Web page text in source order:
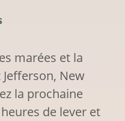
marées et la
New
la prochaine
de lever et